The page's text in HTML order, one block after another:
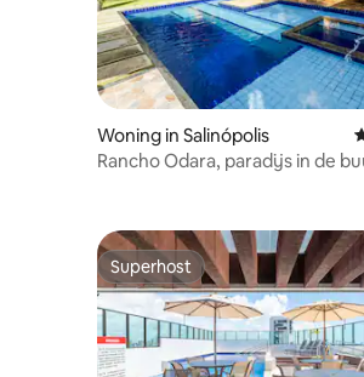
Woning in Salinópolis
Rancho Odara, paradijs in de
Superhost
Superhost